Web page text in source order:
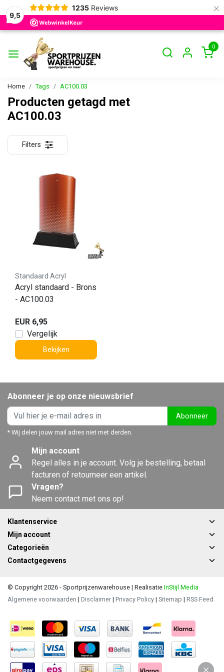
9,5
1235 Reviews ×
0
Home Tags AC100.03
Producten getagd met
AC100.03
Filters
Standaard Acryl
Acryl standaard - Brons
- AC100.03
EUR 6,95
Vergelijk
Bekijken
Abonneer je op onze nieuwsbrief
Abonneer
* Wij delen jouw mail adres niet met derden.
Mijn account
Regel alles in je account. Volg je bestelling, betaal
facturen of retourneer een artikel.
Vragen?
Neem contact met ons op!
Klantenservice
Mijn account
Categorieën
Contactgegevens
© Copyright 2026 - Sportprijzenwarehouse | Realisatie InStijl Media
Algemene voorwaarden | Disclaimer | Privacy Policy | Sitemap | RSS Feed